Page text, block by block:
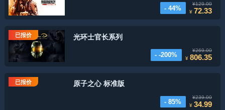
- 44%
¥129.00
¥ 72.33
已报价 光环士官长系列
- -200%
¥269.00
¥806.35
已报价 原子之心 标准版
- 85%
¥239.00
¥34.99